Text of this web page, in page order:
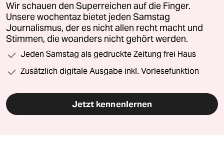
Wir schauen den Superreichen auf die Finger.
Unsere wochentaz bietet jeden Samstag
Journalismus, der es nicht allen recht macht und
Stimmen, die woanders nicht gehört werden.
Jeden Samstag als gedruckte Zeitung frei Haus
Zusätzlich digitale Ausgabe inkl. Vorlesefunktion
Jetzt kennenlernen